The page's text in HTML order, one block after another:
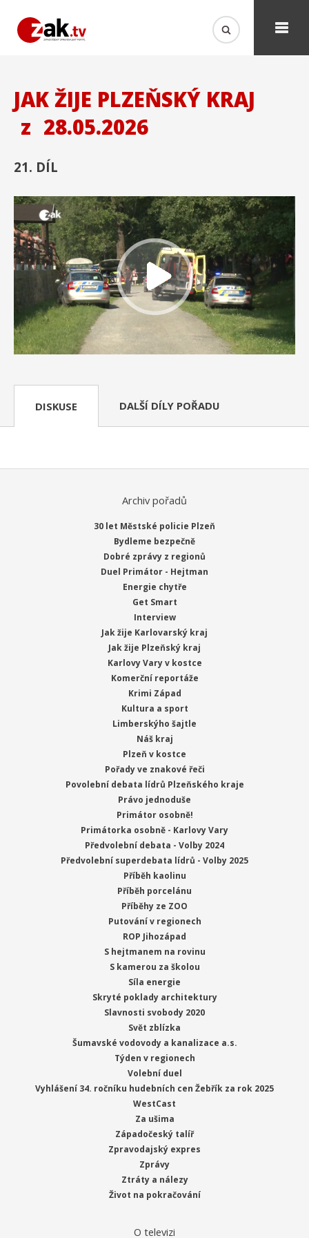
JAK ŽIJE PLZEŇSKÝ KRAJ
z 28.05.2026
21. DÍL
DISKUSE DALŠÍ DÍLY POŘADU
Archiv pořadů
30 let Městské policie Plzeň
Bydleme bezpečně
Dobré zprávy z regionů
Duel Primátor - Hejtman
Energie chytře
Get Smart
Interview
Jak žije Karlovarský kraj
Jak žije Plzeňský kraj
Karlovy Vary v kostce
Komerční reportáže
Krimi Západ
Kultura a sport
Limberskýho šajtle
Náš kraj
Plzeň v kostce
Pořady ve znakové řeči
Povolební debata lídrů Plzeňského kraje
Právo jednoduše
Primátor osobně!
Primátorka osobně - Karlovy Vary
Předvolební debata - Volby 2024
Předvolební superdebata lídrů - Volby 2025
Příběh kaolinu
Příběh porcelánu
Příběhy ze ZOO
Putování v regionech
ROP Jihozápad
S hejtmanem na rovinu
S kamerou za školou
Síla energie
Skryté poklady architektury
Slavnosti svobody 2020
Svět zblízka
Šumavské vodovody a kanalizace a.s.
Týden v regionech
Volební duel
Vyhlášení 34. ročníku hudebních cen Žebřík za rok 2025
WestCast
Za ušima
Západočeský talíř
Zpravodajský expres
Zprávy
Ztráty a nálezy
Život na pokračování
O televizi